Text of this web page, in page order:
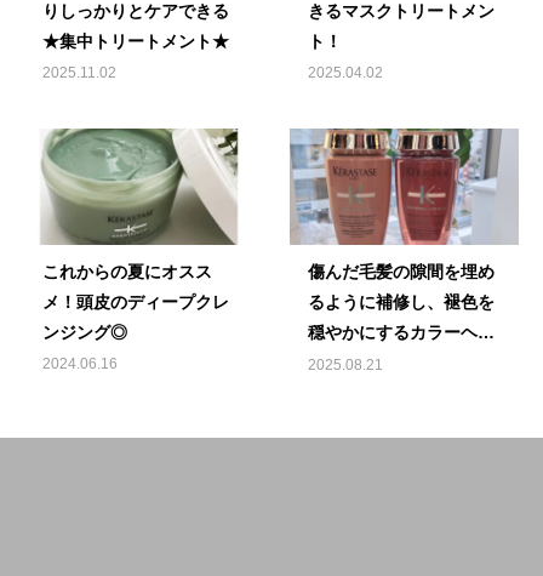
りしっかりとケアできる
★集中トリートメント★
2025.11.02
きるマスクトリートメン
ト！
2025.04.02
これからの夏にオスス
メ！頭皮のディープクレ
ンジング◎
2024.06.16
傷んだ毛髪の隙間を埋め
るように補修し、褪色を
穏やかにするカラーヘア
専用シャンプー♪
2025.08.21